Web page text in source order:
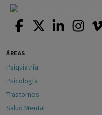
ÁREAS
Psiquiatría
Psicología
Trastornos
Salud Mental